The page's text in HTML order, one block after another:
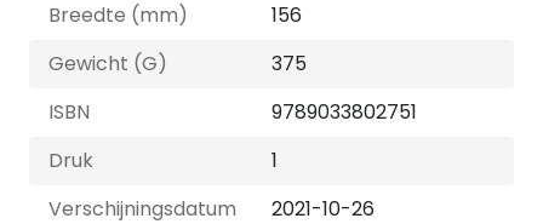
Breedte (mm)
156
Gewicht (G)
375
ISBN
9789033802751
Druk
1
Verschijningsdatum
2021-10-26